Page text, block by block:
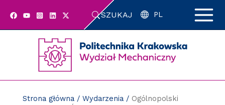
SZUKAJ PL
Strona główna/ Wydarzenia/ Ogólnopolski